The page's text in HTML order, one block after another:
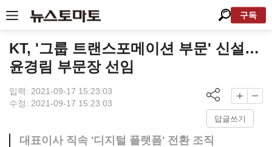
구독
KT, '그룹 트랜스포메이션 부문' 신설…
윤경림 부문장 선임
입력: 2021-09-17 15:23:03
수정: 2021-09-17 15:23:03
답글쓰기
대표이사 직속 '디지털 플랫폼' 전환 조직